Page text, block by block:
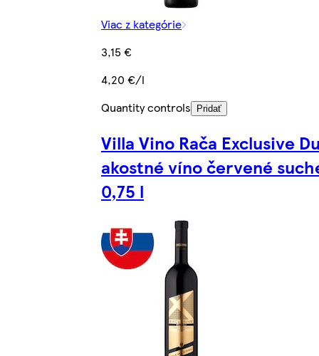
Viac z kategórie
3,15 €
4,20 €/l
Quantity controls
Pridať
Villa Vino Rača Exclusive
akostné víno červené
0,75 l